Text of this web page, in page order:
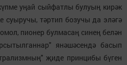
уңай сыйфатлы булуың кирәк
суыручы, тәртип бозучы да эләгә
пионер булмасаң синең белән
янәшәсендә басып
җиде принцибы бүген